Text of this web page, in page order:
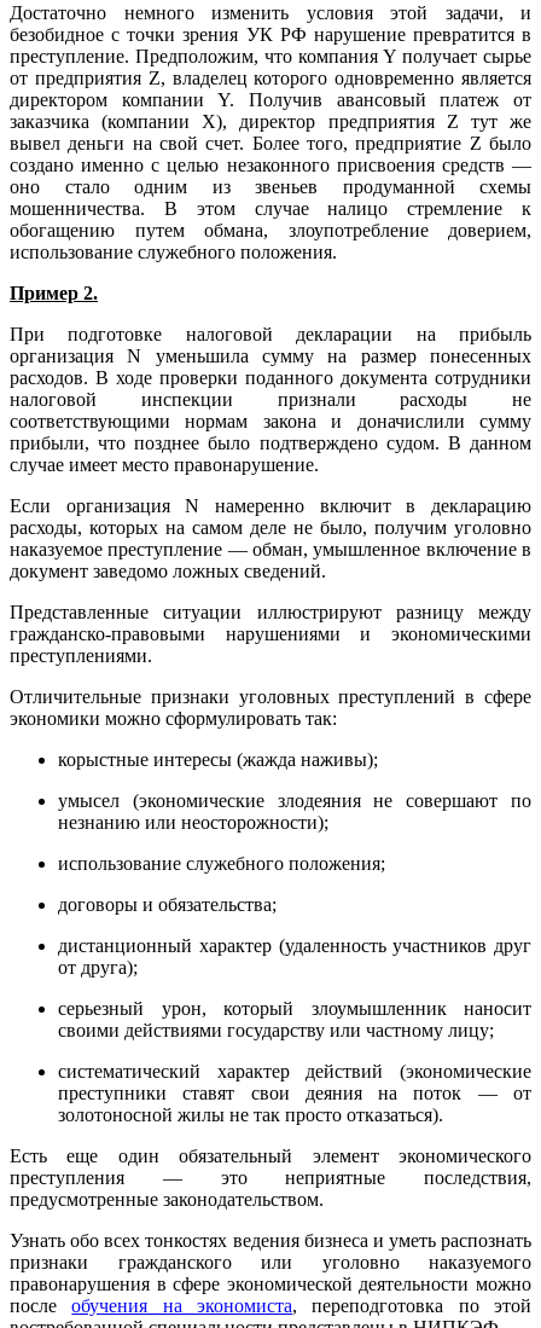
Достаточно немного изменить условия этой задачи, и
безобидное с точки зрения УК РФ нарушение превратится в
преступление. Предположим, что компания Y получает сырье
от предприятия Z, владелец которого одновременно является
директором компании Y. Получив авансовый платеж от
заказчика (компании X), директор предприятия Z тут же
вывел деньги на свой счет. Более того, предприятие Z было
создано именно с целью незаконного присвоения средств —
оно стало одним из звеньев продуманной схемы
мошенничества. В этом случае налицо стремление к
обогащению путем обмана, злоупотребление доверием,
использование служебного положения.
Пример 2.
При подготовке налоговой декларации на прибыль
организация N уменьшила сумму на размер понесенных
расходов. В ходе проверки поданного документа сотрудники
налоговой инспекции признали расходы не
соответствующими нормам закона и доначислили сумму
прибыли, что позднее было подтверждено судом. В данном
случае имеет место правонарушение.
Если организация N намеренно включит в декларацию
расходы, которых на самом деле не было, получим уголовно
наказуемое преступление — обман, умышленное включение в
документ заведомо ложных сведений.
Представленные ситуации иллюстрируют разницу между
гражданско-правовыми нарушениями и экономическими
преступлениями.
Отличительные признаки уголовных преступлений в сфере
экономики можно сформулировать так:
корыстные интересы (жажда наживы);
умысел (экономические злодеяния не совершают по
незнанию или неосторожности);
использование служебного положения;
договоры и обязательства;
дистанционный характер (удаленность участников друг
от друга);
серьезный урон, который злоумышленник наносит
своими действиями государству или частному лицу;
систематический характер действий (экономические
преступники ставят свои деяния на поток — от
золотоносной жилы не так просто отказаться).
Есть еще один обязательный элемент экономического
преступления — это неприятные последствия,
предусмотренные законодательством.
Узнать обо всех тонкостях ведения бизнеса и уметь распознать
признаки гражданского или уголовно наказуемого
правонарушения в сфере экономической деятельности можно
послеобучения на экономиста, переподготовка по этой